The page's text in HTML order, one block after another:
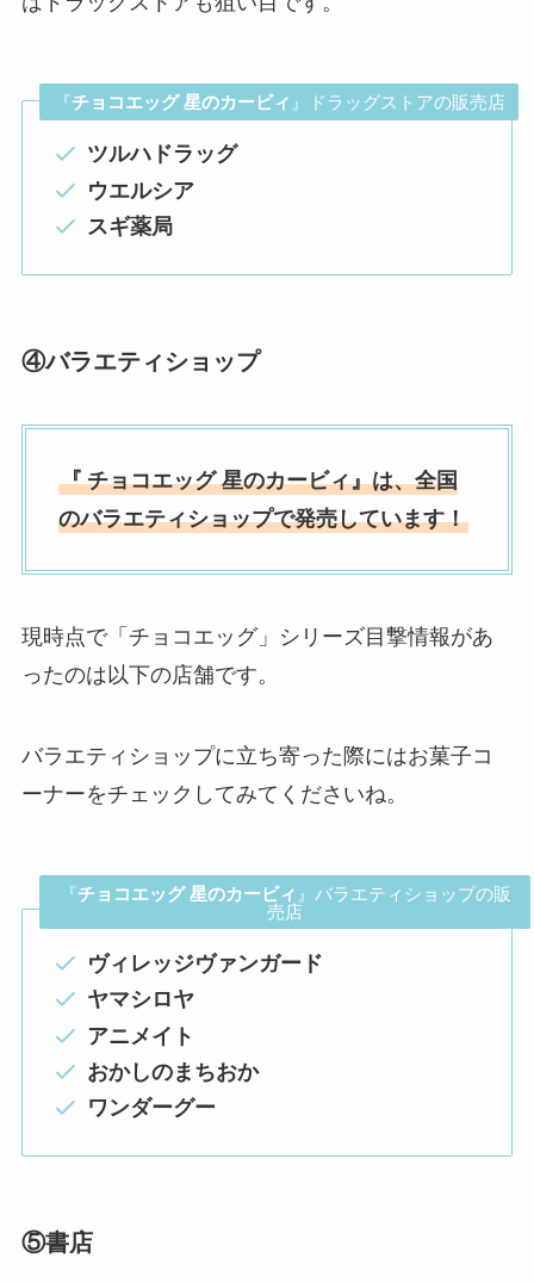
『チョコエッグ 星のカービィ 』ドラッグストアの販売店
ツルハドラッグ
ウエルシア
スギ薬局
④バラエティショップ
『 チョコエッグ 星のカービィ』は、全国
のバラエティショップで発売しています！
現時点で「チョコエッグ」シリーズ目撃情報があ
ったのは以下の店舗です。
バラエティショップに立ち寄った際にはお菓子コ
ーナーをチェックしてみてくださいね。
『チョコエッグ 星のカービィ 』バラエティショップの販
売店
ヴィレッジヴァンガード
ヤマシロヤ
アニメイト
おかしのまちおか
ワンダーグー
⑤書店